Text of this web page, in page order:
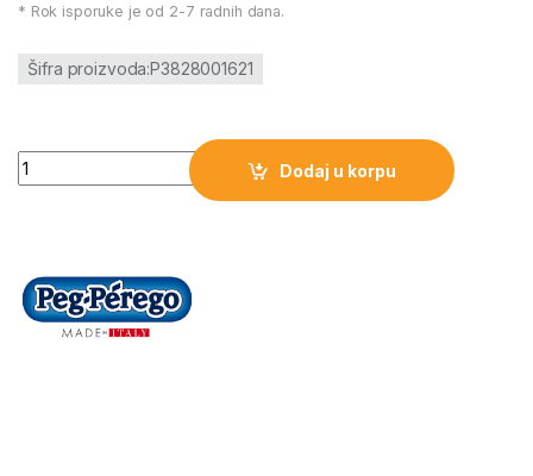
* Rok isporuke je od 2-7 radnih dana.
Šifra proizvoda:P3828001621
Peg Perego korpa za novorodjence-Gran Pagoda količina
Dodaj u korpu